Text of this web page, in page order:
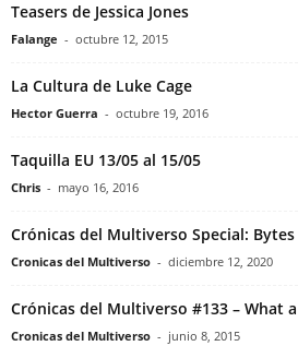
Teasers de Jessica Jones
Falange - octubre 12, 2015
La Cultura de Luke Cage
Hector Guerra - octubre 19, 2016
Taquilla EU 13/05 al 15/05
Chris - mayo 16, 2016
Crónicas del Multiverso Special:
Cronicas del Multiverso - diciembre 12, 2020
Crónicas del Multiverso #133 – What
Cronicas del Multiverso - junio 8, 2015